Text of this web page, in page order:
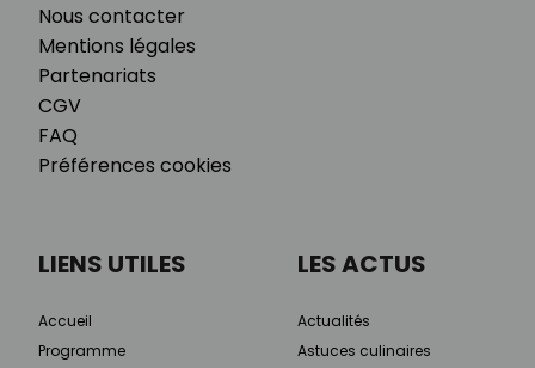
Nous contacter
Mentions légales
Partenariats
CGV
FAQ
Préférences cookies
LIENS UTILES
Accueil
Programme
LES ACTUS
Actualités
Astuces culinaires